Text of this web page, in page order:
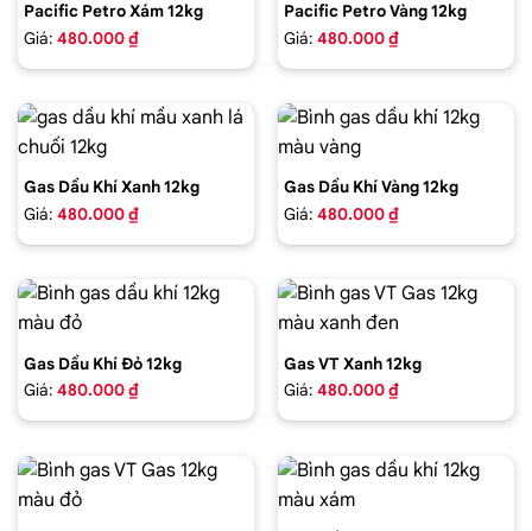
Pacific Petro Xám 12kg
Giá: 480.000 ₫
Pacific Petro Vàng 12kg
Giá: 480.000 ₫
Gas Dầu Khí Xanh 12kg
Giá: 480.000 ₫
Gas Dầu Khí Vàng 12kg
Giá: 480.000 ₫
Gas Dầu Khí Đỏ 12kg
Giá: 480.000 ₫
Gas VT Xanh 12kg
Giá: 480.000 ₫